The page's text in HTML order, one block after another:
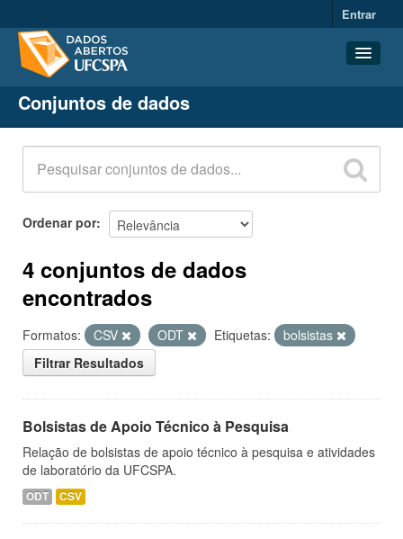
Entrar
Conjuntos de dados
Organizações
Grupos
Sobre
Conjuntos de dados
Ordenar por
4 conjuntos de dados
encontrados
Formatos: CSV ODT Etiquetas:
bolsistas
Filtrar Resultados
Bolsistas de Apoio Técnico à Pesquisa
Relação de bolsistas de apoio técnico à pesquisa e atividades
de laboratório da UFCSPA.
ODT CSV